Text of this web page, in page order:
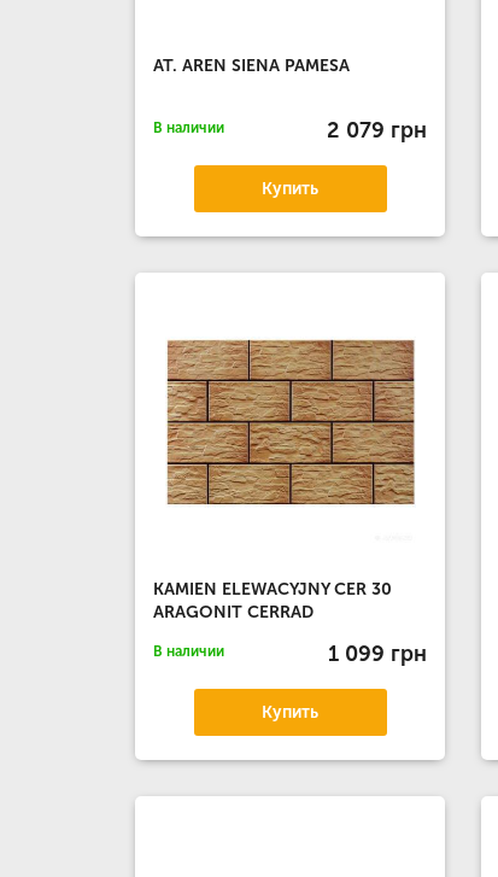
AT. AREN SIENA PAMESA
В наличии 2 079 грн
Купить
KAMIEN ELEWACYJNY CER 30
ARAGONIT CERRAD
В наличии 1 099 грн
Купить